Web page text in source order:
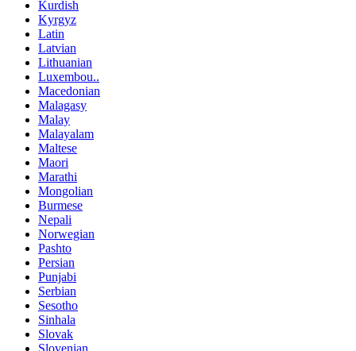
Kurdish
Kyrgyz
Latin
Latvian
Lithuanian
Luxembou..
Macedonian
Malagasy
Malay
Malayalam
Maltese
Maori
Marathi
Mongolian
Burmese
Nepali
Norwegian
Pashto
Persian
Punjabi
Serbian
Sesotho
Sinhala
Slovak